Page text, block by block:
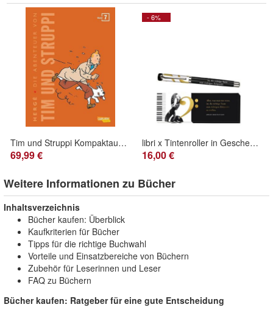
Tim und Struppi Kompaktausgabe 7, Hergé
69,99 €
- 6%
libri x Tintenroller in Geschenkbox 13,5 cm Johann Sebastian Bach
16,00 €
Weitere Informationen zu Bücher
Inhaltsverzeichnis
Bücher kaufen: Überblick
Kaufkriterien für Bücher
Tipps für die richtige Buchwahl
Vorteile und Einsatzbereiche von Büchern
Zubehör für Leserinnen und Leser
FAQ zu Büchern
Bücher kaufen: Ratgeber für eine gute Entscheidung